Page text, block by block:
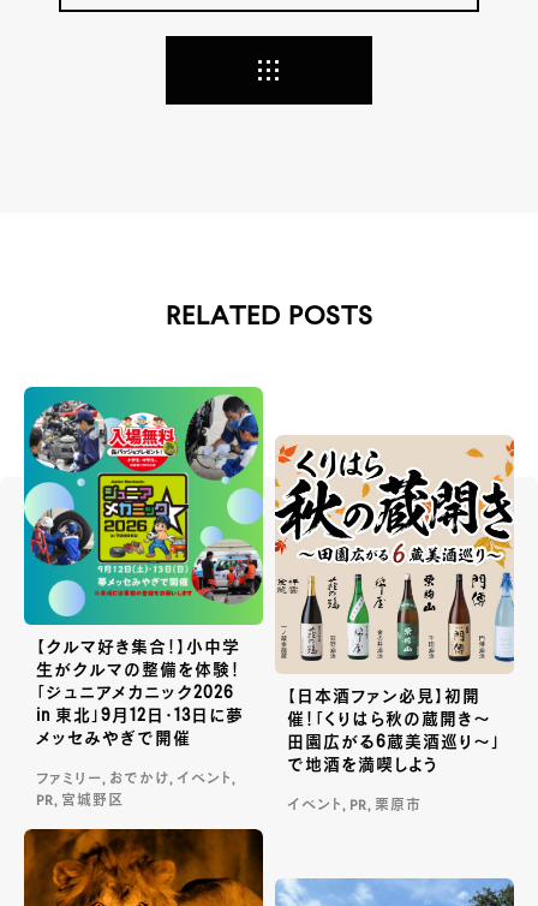
RELATED POSTS
【クルマ好き集合！】小中学
生がクルマの整備を体験！
「ジュニアメカニック2026
in 東北」9月12日・13日に夢
メッセみやぎで開催
ファミリー, おでかけ, イベント,
PR, 宮城野区
【日本酒ファン必見】初開
催！「くりはら秋の蔵開き〜
田園広がる6蔵美酒巡り〜」
で地酒を満喫しよう
イベント, PR, 栗原市